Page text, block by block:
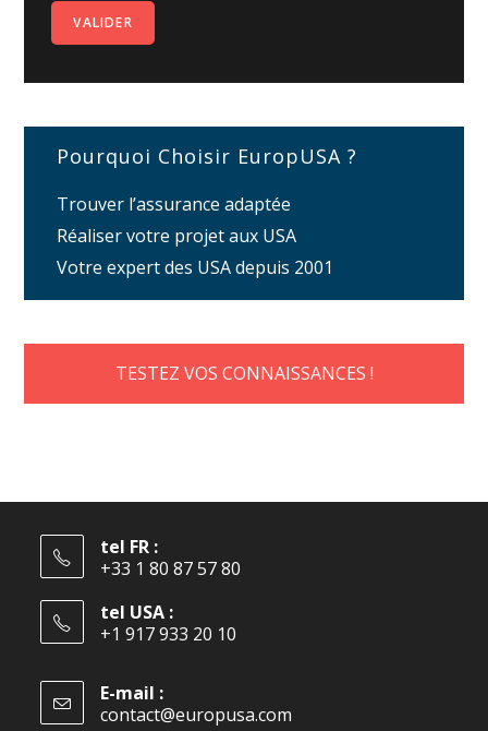
Pourquoi Choisir EuropUSA ?
Trouver l’assurance adaptée
Réaliser votre projet aux USA
Votre expert des USA depuis 2001
TESTEZ VOS CONNAISSANCES !
tel FR :
+33 1 80 87 57 80
tel USA :
+1 917 933 20 10
E-mail :
contact@europusa.com